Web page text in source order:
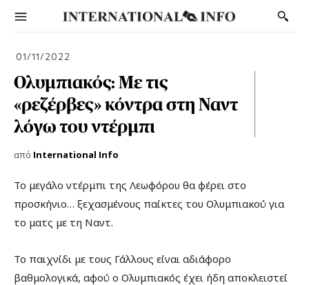
01/11/2022
Ολυμπιακός: Με τις
«ρεζέρβες» κόντρα στη Ναντ
λόγω του ντέρμπι
από International Info
Το μεγάλο ντέρμπι της Λεωφόρου θα φέρει στο
προσκήνιο… ξεχασμένους παίκτες του Ολυμπιακού για
το ματς με τη Ναντ.
Το παιχνίδι με τους Γάλλους είναι αδιάφορο
βαθμολογικά, αφού ο Ολυμπιακός έχει ήδη αποκλειστεί